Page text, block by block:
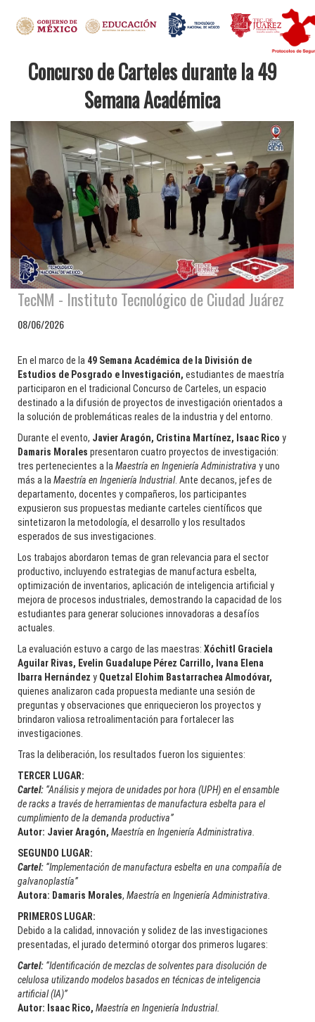
Concurso de Carteles durante la 49
Semana Académica
TecNM - Instituto Tecnológico de Ciudad Juárez
08/06/2026
En el marco de la 49 Semana Académica de la División de
Estudios de Posgrado e Investigación, estudiantes de maestría
participaron en el tradicional Concurso de Carteles, un espacio
destinado a la difusión de proyectos de investigación orientados a
la solución de problemáticas reales de la industria y del entorno.
Durante el evento, Javier Aragón, Cristina Martínez, Isaac Rico y
Damaris Morales presentaron cuatro proyectos de investigación:
tres pertenecientes a la Maestría en Ingeniería Administrativa y uno
más a la Maestría en Ingeniería Industrial. Ante decanos, jefes de
departamento, docentes y compañeros, los participantes
expusieron sus propuestas mediante carteles científicos que
sintetizaron la metodología, el desarrollo y los resultados
esperados de sus investigaciones.
Los trabajos abordaron temas de gran relevancia para el sector
productivo, incluyendo estrategias de manufactura esbelta,
optimización de inventarios, aplicación de inteligencia artificial y
mejora de procesos industriales, demostrando la capacidad de los
estudiantes para generar soluciones innovadoras a desafíos
actuales.
La evaluación estuvo a cargo de las maestras: Xóchitl Graciela
Aguilar Rivas, Evelin Guadalupe Pérez Carrillo, Ivana Elena
Ibarra Hernández y Quetzal Elohim Bastarrachea Almodóvar,
quienes analizaron cada propuesta mediante una sesión de
preguntas y observaciones que enriquecieron los proyectos y
brindaron valiosa retroalimentación para fortalecer las
investigaciones.
Tras la deliberación, los resultados fueron los siguientes:
TERCER LUGAR:
Cartel: “Análisis y mejora de unidades por hora (UPH) en el ensamble
de racks a través de herramientas de manufactura esbelta para el
cumplimiento de la demanda productiva”
Autor: Javier Aragón, Maestría en Ingeniería Administrativa.
SEGUNDO LUGAR:
Cartel: “Implementación de manufactura esbelta en una compañía de
galvanoplastía”
Autora: Damaris Morales, Maestría en Ingeniería Administrativa.
PRIMEROS LUGAR:
Debido a la calidad, innovación y solidez de las investigaciones
presentadas, el jurado determinó otorgar dos primeros lugares:
Cartel: “Identificación de mezclas de solventes para disolución de
celulosa utilizando modelos basados en técnicas de inteligencia
artificial (IA)”
Autor: Isaac Rico, Maestría en Ingeniería Industrial.